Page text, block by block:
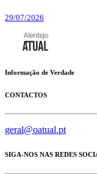
29/07/2026
Informação de Verdade
CONTACTOS
geral@oatual.pt
SIGA-NOS NAS REDES